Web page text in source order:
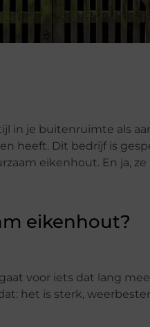
in je buitenruimte als
heeft. Dit bedrijf is
eikenhout. En ja,
eikenhout?
voor iets dat lang
het is sterk,